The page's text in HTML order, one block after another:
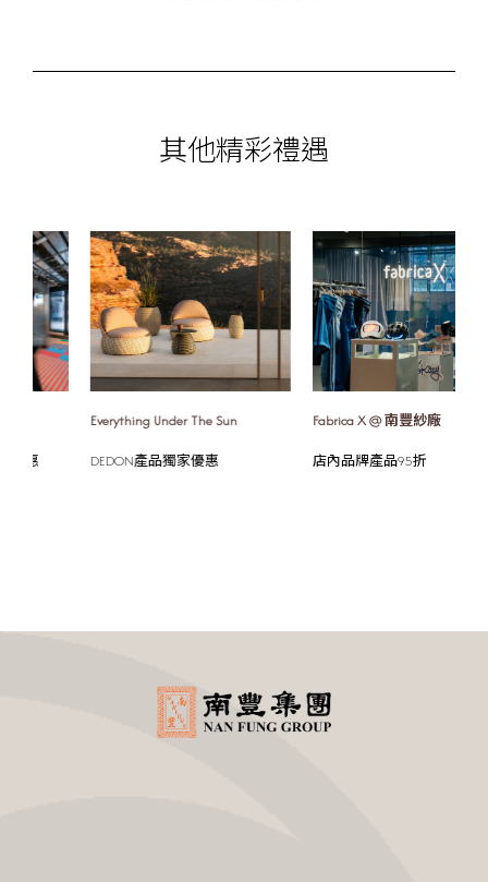
其他精彩禮遇
Everything Under The Sun
DEDON產品獨家優惠
Fabrica X @ 南豐紗廠
店內品牌產品95折